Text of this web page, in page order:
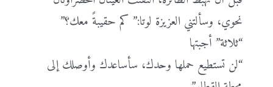
نحوي، وسألتني العزيزة لوتا:” كم حقيبةً معك؟”
“ثلاثة” أجبتها
“لن تستطيع حملها وحدك، سأساعدك وأوصلك إلى